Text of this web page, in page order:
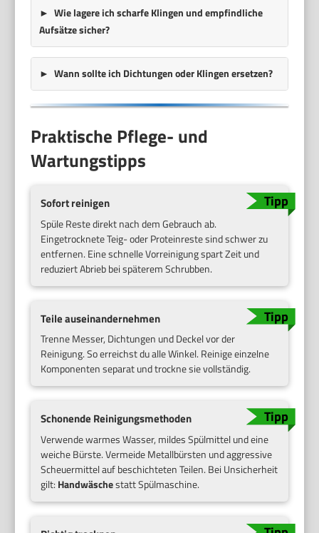
Wie lagere ich scharfe Klingen und empfindliche
Aufsätze sicher?
Wann sollte ich Dichtungen oder Klingen ersetzen?
Praktische Pflege- und
Wartungstipps
Sofort reinigen
Spüle Reste direkt nach dem Gebrauch ab.
Eingetrocknete Teig- oder Proteinreste sind schwer zu
entfernen. Eine schnelle Vorreinigung spart Zeit und
reduziert Abrieb bei späterem Schrubben.
Teile auseinandernehmen
Trenne Messer, Dichtungen und Deckel vor der
Reinigung. So erreichst du alle Winkel. Reinige einzelne
Komponenten separat und trockne sie vollständig.
Schonende Reinigungsmethoden
Verwende warmes Wasser, mildes Spülmittel und eine
weiche Bürste. Vermeide Metallbürsten und aggressive
Scheuermittel auf beschichteten Teilen. Bei Unsicherheit
gilt: Handwäschestatt Spülmaschine.